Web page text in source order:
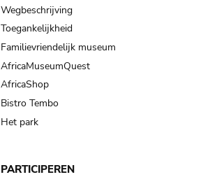
Wegbeschrijving
Toegankelijkheid
Familievriendelijk museum
AfricaMuseumQuest
AfricaShop
Bistro Tembo
Het park
PARTICIPEREN